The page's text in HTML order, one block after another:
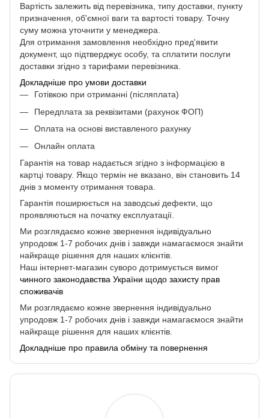
Вартість залежить від перевізника, типу доставки, пункту
призначення, об'ємної ваги та вартості товару. Точну
суму можна уточнити у менеджера.
Для отримання замовлення необхідно пред'явити
документ, що підтверджує особу, та сплатити послуги
доставки згідно з тарифами перевізника.
Докладніше про умови доставки
Готівкою при отриманні (післяплата)
Передплата за реквізитами (рахунок ФОП)
Оплата на основі виставленого рахунку
Онлайн оплата
Гарантія на товар надається згідно з інформацією в
картці товару. Якщо термін не вказано, він становить 14
днів з моменту отримання товара.
Гарантія поширюється на заводські дефекти, що
проявляються на початку експлуатації.
Ми розглядаємо кожне звернення індивідуально
упродовж 1-7 робочих днів і завжди намагаємося знайти
найкраще рішення для наших клієнтів.
Наш інтернет-магазин суворо дотримується вимог
чинного законодавства України щодо захисту прав
споживачів
Ми розглядаємо кожне звернення індивідуально
упродовж 1-7 робочих днів і завжди намагаємося знайти
найкраще рішення для наших клієнтів.
Докладніше про правила обміну та повернення